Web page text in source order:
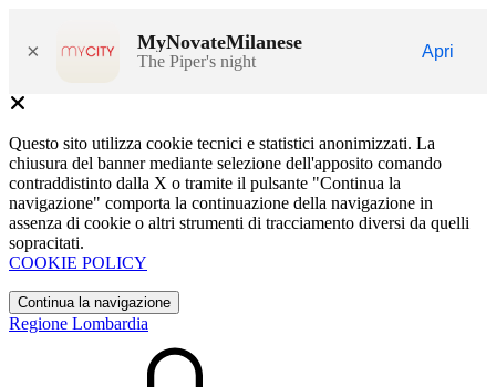
× MyNovateMilanese
The Piper's night
Apri
Questo sito utilizza cookie tecnici e statistici anonimizzati. La
chiusura del banner mediante selezione dell'apposito comando
contraddistinto dalla X o tramite il pulsante "Continua la
navigazione" comporta la continuazione della navigazione in
assenza di cookie o altri strumenti di tracciamento diversi da quelli
sopracitati.
COOKIE POLICY
Continua la navigazione
Regione Lombardia